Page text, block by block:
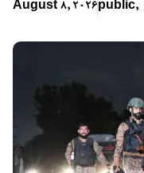
August 8, 2026 public,